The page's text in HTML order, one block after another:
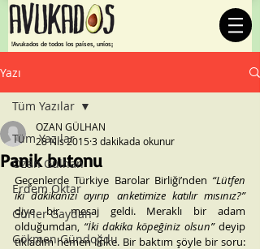
¡Avukados de todos los países, uníos!
Yazı
Tüm Yazılar
Ozan Gülhan
Erdem Oktar
Gürler Gaydan
Gökmen Gündoğdu
Tüm Yazılar
Panik butonu
OZAN GÜLHAN
28 Nis 20153 dakikada okunur
Geçenlerde Türkiye Barolar Birliği’nden “Lütfen
iki dakikanızı ayırıp anketimize katılır mısınız?”
diye bir mesaj geldi. Meraklı bir adam
olduğumdan, “İki dakika köpeğiniz olsun” deyip